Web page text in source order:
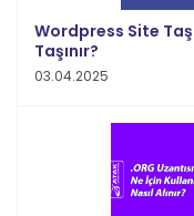
Wordpress Site
Taşınır?
03.04.2025